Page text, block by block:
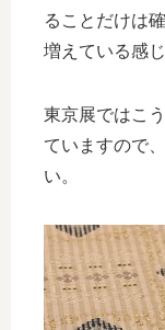
ることだけは
増えている感
東京展ではこ
ていますので
い。